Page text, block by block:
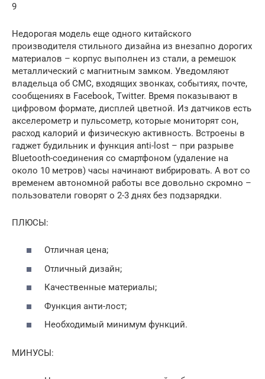
9
Недорогая модель еще одного китайского
производителя стильного дизайна из внезапно дорогих
материалов – корпус выполнен из стали, а ремешок
металлический с магнитным замком. Уведомляют
владельца об СМС, входящих звонках, событиях, почте,
сообщениях в Facebook, Twitter. Время показывают в
цифровом формате, дисплей цветной. Из датчиков есть
акселерометр и пульсометр, которые мониторят сон,
расход калорий и физическую активность. Встроены в
гаджет будильник и функция anti-lost – при разрыве
Bluetooth-соединения со смартфоном (удаление на
около 10 метров) часы начинают вибрировать. А вот со
временем автономной работы все довольно скромно –
пользователи говорят о 2-3 днях без подзарядки.
ПЛЮСЫ:
Отличная цена;
Отличный дизайн;
Качественные материалы;
Функция анти-лост;
Необходимый минимум функций.
МИНУСЫ: